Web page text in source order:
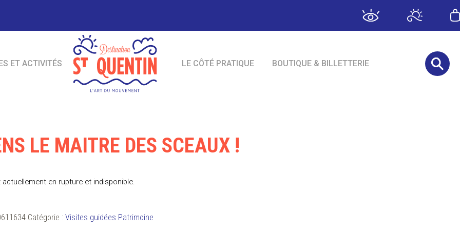
ET ACTIVITÉS LE CÔTÉ PRATIQUE BOUTIQUE & BILLETTERIE
LE MAITRE DES SCEAUX !
en rupture et indisponible.
Catégorie :Visites guidées Patrimoine